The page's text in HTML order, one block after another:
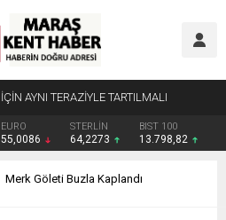
EURO
55,0086
STERLİN
64,2273
BIST 100
13.798,82
Merk Göleti Buzla Kaplandı